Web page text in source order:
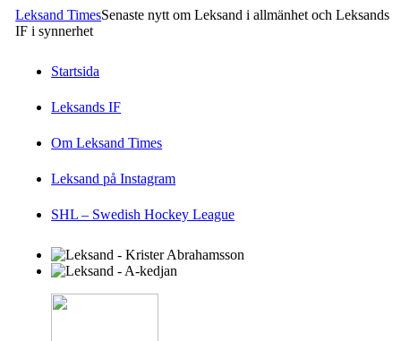
Leksand TimesSenaste nytt om Leksand i allmänhet och Leksands
IF i synnerhet
Startsida
Leksands IF
Om Leksand Times
Leksand på Instagram
SHL – Swedish Hockey League